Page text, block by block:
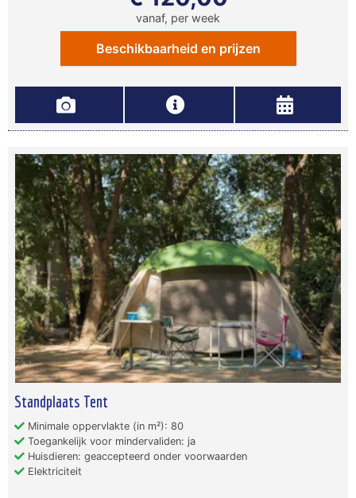
vanaf, per week
Beschikbaarheid en prijzen
Standplaats Tent
Minimale oppervlakte (in m²): 80
Toegankelijk voor mindervaliden: ja
Huisdieren: geaccepteerd onder voorwaarden
Elektriciteit